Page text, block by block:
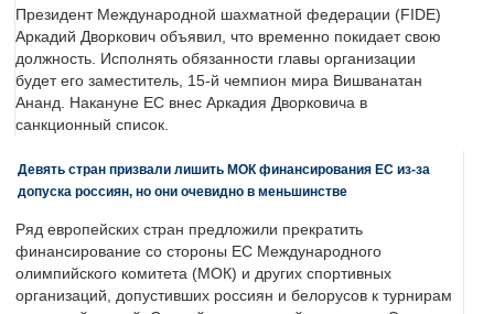
Президент Международной шахматной федерации (FIDE)
Аркадий Дворкович объявил, что временно покидает свою
должность. Исполнять обязанности главы организации
будет его заместитель, 15-й чемпион мира Вишванатан
Ананд. Накануне ЕС внес Аркадия Дворковича в
санкционный список.
Девять стран призвали лишить МОК финансирования ЕС из-за
допуска россиян, но они очевидно в меньшинстве
Ряд европейских стран предложили прекратить
финансирование со стороны ЕС Международного
олимпийского комитета (МОК) и других спортивных
организаций, допустивших россиян и белорусов к турнирам